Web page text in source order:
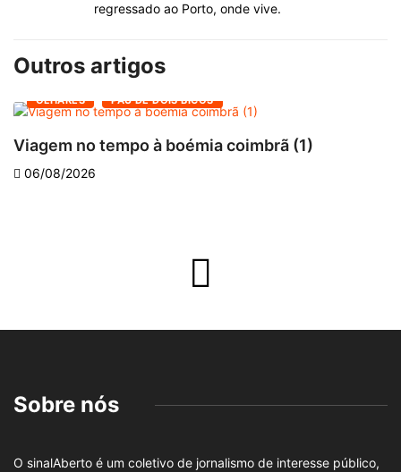
regressado ao Porto, onde vive.
Outros artigos
OLHARES PAU DE DOIS BICOS
Viagem no tempo à boémia coimbrã (1)
06/08/2026
Sobre nós
O sinalAberto é um coletivo de jornalismo de interesse público,